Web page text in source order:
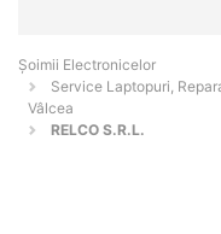
Șoimii Electronicelor
Service Laptopuri,
Vâlcea
RELCO S.R.L.